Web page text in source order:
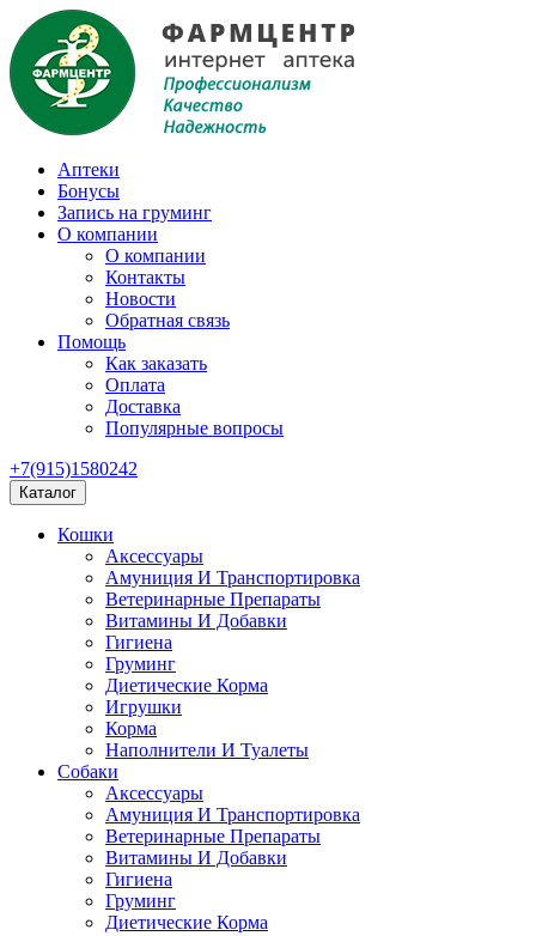
Аптеки
Бонусы
Запись на груминг
О компании
О компании
Контакты
Новости
Обратная связь
Помощь
Как заказать
Оплата
Доставка
Популярные вопросы
+7(915)1580242
Каталог
Кошки
Аксессуары
Амуниция И Транспортировка
Ветеринарные Препараты
Витамины И Добавки
Гигиена
Груминг
Диетические Корма
Игрушки
Корма
Наполнители И Туалеты
Собаки
Аксессуары
Амуниция И Транспортировка
Ветеринарные Препараты
Витамины И Добавки
Гигиена
Груминг
Диетические Корма